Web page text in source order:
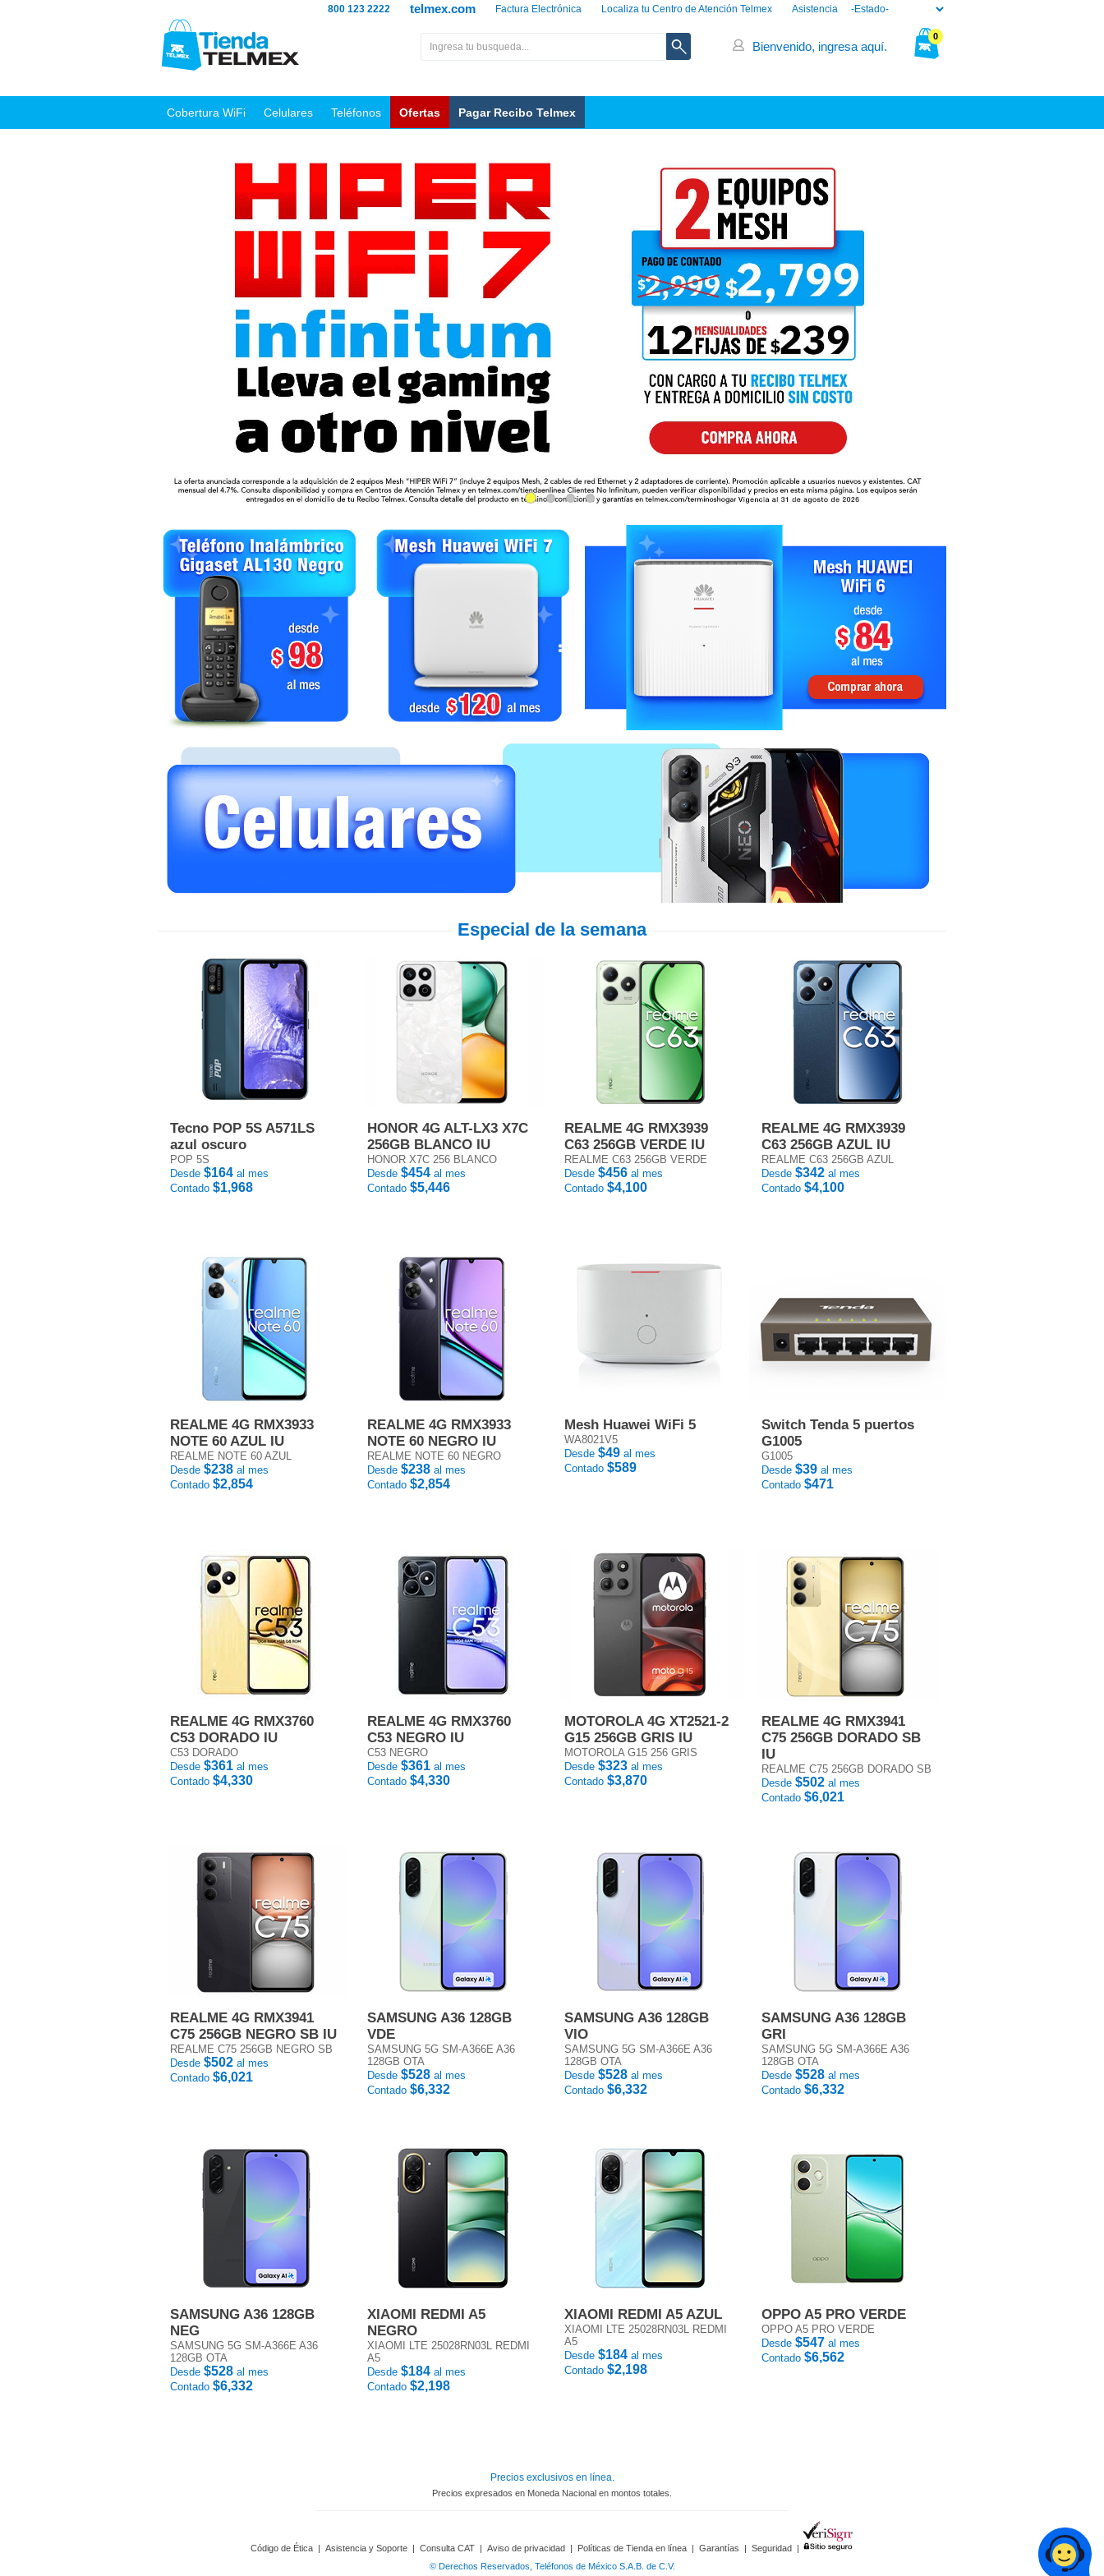
Asistencia
Localiza tu Centro de Atención Telmex
Factura Electrónica
telmex.com
800 123 2222
0
Bienvenido, ingresa aquí.
Cobertura WiFi Celulares Teléfonos Ofertas Pagar Recibo Telmex
Especial de la semana
Tecno POP 5S A571LS
azul oscuro
POP 5S
Desde $164 al mes
Contado $1,968
HONOR 4G ALT-LX3 X7C
256GB BLANCO IU
HONOR X7C 256 BLANCO
Desde $454 al mes
Contado $5,446
REALME 4G RMX3939
C63 256GB VERDE IU
REALME C63 256GB VERDE
Desde $456 al mes
Contado $4,100
REALME 4G RMX3939
C63 256GB AZUL IU
REALME C63 256GB AZUL
Desde $342 al mes
Contado $4,100
REALME 4G RMX3933
NOTE 60 AZUL IU
REALME NOTE 60 AZUL
Desde $238 al mes
Contado $2,854
REALME 4G RMX3933
NOTE 60 NEGRO IU
REALME NOTE 60 NEGRO
Desde $238 al mes
Contado $2,854
Mesh Huawei WiFi 5
WA8021V5
Desde $49 al mes
Contado $589
Switch Tenda 5 puertos
G1005
G1005
Desde $39 al mes
Contado $471
REALME 4G RMX3760
C53 DORADO IU
C53 DORADO
Desde $361 al mes
Contado $4,330
REALME 4G RMX3760
C53 NEGRO IU
C53 NEGRO
Desde $361 al mes
Contado $4,330
MOTOROLA 4G XT2521-2
G15 256GB GRIS IU
MOTOROLA G15 256 GRIS
Desde $323 al mes
Contado $3,870
REALME 4G RMX3941
C75 256GB DORADO SB
IU
REALME C75 256GB DORADO SB
Desde $502 al mes
Contado $6,021
REALME 4G RMX3941
C75 256GB NEGRO SB IU
REALME C75 256GB NEGRO SB
Desde $502 al mes
Contado $6,021
SAMSUNG A36 128GB
VDE
SAMSUNG 5G SM-A366E A36
128GB OTA
Desde $528 al mes
Contado $6,332
SAMSUNG A36 128GB
VIO
SAMSUNG 5G SM-A366E A36
128GB OTA
Desde $528 al mes
Contado $6,332
SAMSUNG A36 128GB
GRI
SAMSUNG 5G SM-A366E A36
128GB OTA
Desde $528 al mes
Contado $6,332
SAMSUNG A36 128GB
NEG
SAMSUNG 5G SM-A366E A36
128GB OTA
Desde $528 al mes
Contado $6,332
XIAOMI REDMI A5
NEGRO
XIAOMI LTE 25028RN03L REDMI
A5
Desde $184 al mes
Contado $2,198
XIAOMI REDMI A5 AZUL
XIAOMI LTE 25028RN03L REDMI
A5
Desde $184 al mes
Contado $2,198
OPPO A5 PRO VERDE
OPPO A5 PRO VERDE
Desde $547 al mes
Contado $6,562
Precios exclusivos en línea.
Precios expresados en Moneda Nacional en montos totales.
Código de Ética | Asistencia y Soporte | Consulta CAT | Aviso de privacidad | Políticas de Tienda en línea | Garantías | Seguridad |
© Derechos Reservados, Teléfonos de México S.A.B. de C.V.